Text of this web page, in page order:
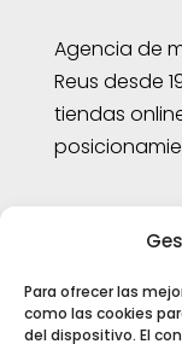
Para ofrecer las
como las cookies
del dispositivo. El
Agencia de
Reus desde
tiendas
Aviso